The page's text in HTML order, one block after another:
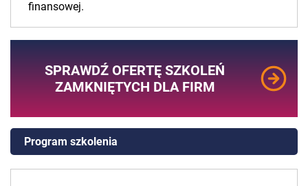
finansowej.
SPRAWDŹ OFERTĘ SZKOLEŃ
ZAMKNIĘTYCH DLA FIRM
Program szkolenia